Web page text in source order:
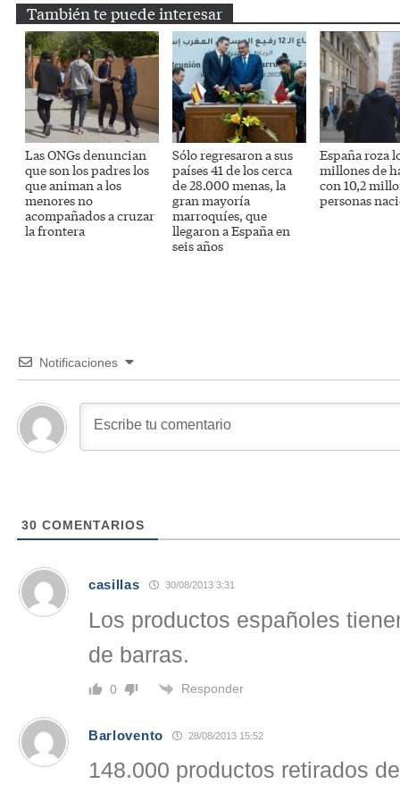
También te puede interesar
Las ONGs denuncian
que son los padres los
que animan a los
menores no
acompañados a cruzar
la frontera
Sólo regresaron a sus
países 41 de los cerca
de 28.000 menas, la
gran mayoría
marroquíes, que
llegaron a España en
seis años
España roza
millones de
con 10,2
personas
Notificaciones
30 COMENTARIOS
casillas 30/08/2013 3:31
Los productos españoles
de barras.
0 Responder
Barlovento 28/08/2013 15:52
148.000 productos retirados